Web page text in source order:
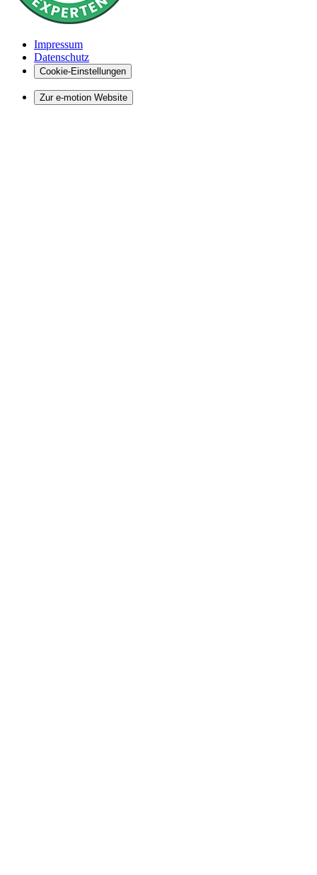
Impressum
Datenschutz
Cookie-Einstellungen
Zur e-motion Website